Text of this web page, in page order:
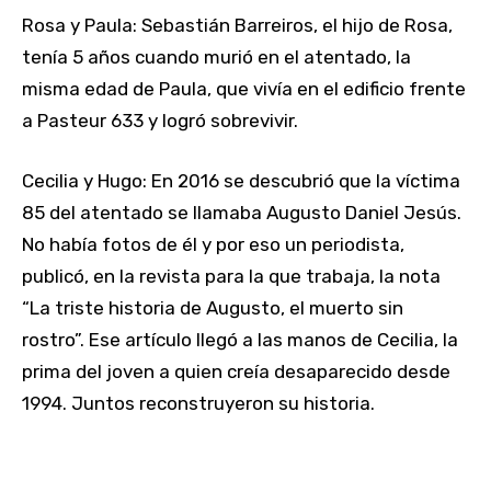
Rosa y Paula: Sebastián Barreiros, el hijo de Rosa,
tenía 5 años cuando murió en el atentado, la
misma edad de Paula, que vivía en el edificio frente
a Pasteur 633 y logró sobrevivir.
Cecilia y Hugo: En 2016 se descubrió que la víctima
85 del atentado se llamaba Augusto Daniel Jesús.
No había fotos de él y por eso un periodista,
publicó, en la revista para la que trabaja, la nota
“La triste historia de Augusto, el muerto sin
rostro”. Ese artículo llegó a las manos de Cecilia, la
prima del joven a quien creía desaparecido desde
1994. Juntos reconstruyeron su historia.